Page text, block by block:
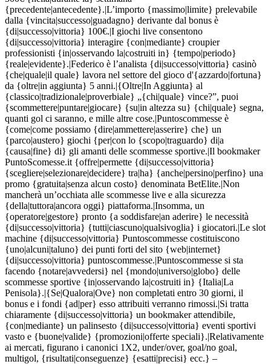
{precedente|antecedente}.|L’importo {massimo|limite} prelevabile
dalla {vincita|successo|guadagno} derivante dal bonus è
{di|successo|vittoria} 100€.|I giochi live consentono
{di|successo|vittoria} interagire {con|mediante} croupier
professionisti {in|osservando la|costruiti in} {tempo|periodo}
{reale|evidente}.|Federico è l’analista {di|successo|vittoria} casinò
{che|quale|il quale} lavora nel settore del gioco d'{azzardo|fortuna}
da {oltre|in aggiunta} 5 anni.|{Oltre|In Aggiunta} al
{classico|tradizionale|proverbiale} „{chi|quale} vince?”, puoi
{scommettere|puntare|giocare} {su|in altezza su} {chi|quale} segna,
quanti gol ci saranno, e mille altre cose.|Puntoscommesse è
{come|come possiamo {dire|ammettere|asserire} che} un
{parco|austero} giochi {per|con lo {scopo|traguardo} di|a
{causa|fine} di} gli amanti delle scommesse sportive.|Il bookmaker
PuntoScomesse.it {offre|permette {di|successo|vittoria}
{scegliere|selezionare|decidere} tra|ha} {anche|persino|perfino} una
promo {gratuita|senza alcun costo} denominata BetElite.|Non
mancherà un’occhiata alle scommesse live e alla sicurezza
{della|tuttora|ancora oggi} piattaforma.|Insomma, un
{operatore|gestore} pronto {a soddisfare|an aderire} le necessità
{di|successo|vittoria} {tutti|ciascuno|qualsivoglia} i giocatori.|Le slot
machine {di|successo|vittoria} Puntoscommesse costituiscono
{uno|alcuni|taluno} dei punti forti del sito {web|internet}
{di|successo|vittoria} puntoscommesse.|Puntoscommesse si sta
facendo {notare|avvedersi} nel {mondo|universo|globo} delle
scommesse sportive {in|osservando la|costruiti in} {Italia|La
Penisola}.|{Se|Qualora|Ove} non completati entro 30 giorni, il
bonus e i fondi {ad|per} esso attribuiti verranno rimossi.|Si tratta
chiaramente {di|successo|vittoria} un bookmaker attendibile,
{con|mediante} un palinsesto {di|successo|vittoria} eventi sportivi
vasto e {buone|valide} {promozioni|offerte speciali}.|Relativamente
ai mercati, figurano i canonici 1X2, under/over, goal/no goal,
multigol, {risultati|conseguenze} {esatti|precisi} ecc.} –